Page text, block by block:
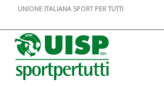
UNIONE ITALIANA SPORT PER TUTTI